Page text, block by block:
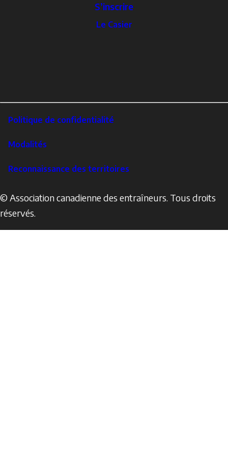
S’inscrire
Le Casier
Footer
Corporate
Politique de confidentialité
Modalités
Reconnaissance des territoires
© Association canadienne des entraîneurs. Tous droits
réservés.